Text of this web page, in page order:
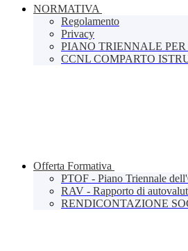
NORMATIVA
Regolamento
Privacy
PIANO TRIENNALE
CCNL COMPARTO
Offerta Formativa
PTOF - Piano Triennale
RAV - Rapporto di
RENDICONTAZIONE